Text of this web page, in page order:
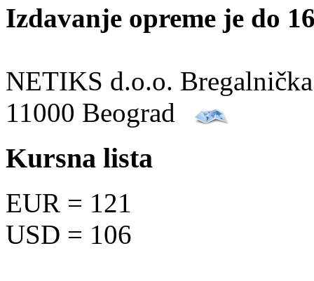
Izdavanje opreme je do
NETIKS d.o.o.
11000 Beograd
Kursna lista
EUR = 121
USD = 106